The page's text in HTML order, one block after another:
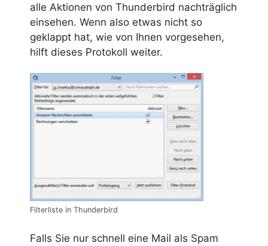
alle Aktionen von Thunderbird nachträglich
einsehen. Wenn also etwas nicht so
geklappt hat, wie von Ihnen vorgesehen,
hilft dieses Protokoll weiter.
Filterliste in Thunderbird
Falls Sie nur schnell eine Mail als Spam